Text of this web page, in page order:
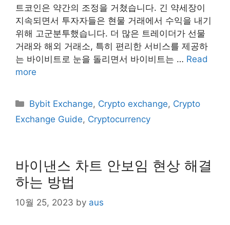
트코인은 약간의 조정을 거쳤습니다. 긴 약세장이
지속되면서 투자자들은 현물 거래에서 수익을 내기
위해 고군분투했습니다. 더 많은 트레이더가 선물
거래와 해외 거래소, 특히 편리한 서비스를 제공하
는 바이비트로 눈을 돌리면서 바이비트는 … Read
more
Categories
Bybit Exchange, Crypto exchange, Crypto
Exchange Guide, Cryptocurrency
바이낸스 차트 안보임 현상 해결
하는 방법
10월 25, 2023 by aus